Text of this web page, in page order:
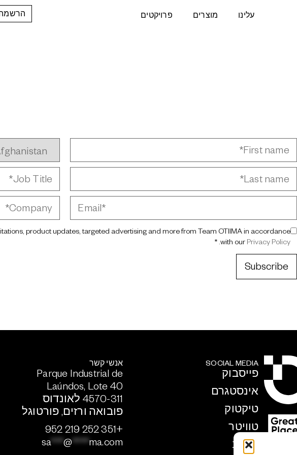
עלינו מוצרים פרויקטים
leave
this
field
empty.
product updates, targeted advertising and more from Team OTIIMA in accordance
with our Privacy Policy
. *
SOCIAL MEDIA
פייסבוק
אינסטגרם
טיקטוק
טוויטר
יוטיוב
אנשי קשר
Parque Industrial de
Laúndos, Lote 40
4570-311 לאונדוס
פובואה ורזים, פורטוגל
+351 252 219 952
sa***@****ma.com